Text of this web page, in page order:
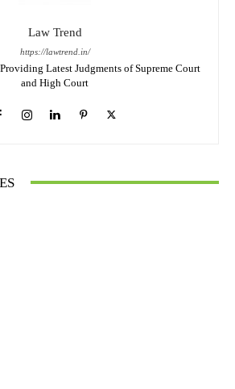
Law Trend
https://lawtrend.in/
Latest Judgments of Supreme Court
and High Court